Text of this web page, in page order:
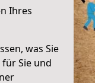
Ihres
was Sie
Sie und